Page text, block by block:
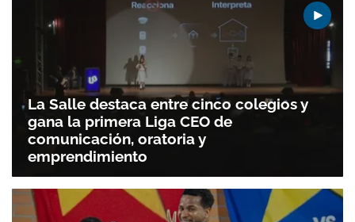
La Salle destaca entre cinco colegios y
gana la primera Liga CEO de
comunicación, oratoria y
emprendimiento